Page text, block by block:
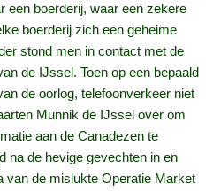
een boerderij, waar een zekere
boerderij zich een geheime
stond men in contact met de
de IJssel. Toen op een bepaald
de oorlog, telefoonverkeer niet
Munnik de IJssel over om
aan de Canadezen te
na de hevige gevechten in en
van de mislukte Operatie Market